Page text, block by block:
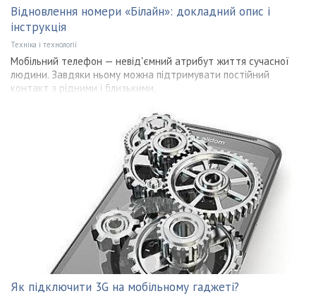
Відновлення номери «Білайн»: докладний опис і
інструкція
Техніка і технології
Мобільний телефон — невід'ємний атрибут життя сучасної
людини. Завдяки ньому можна підтримувати постійний
контакт з рідними і близькими,
Як підключити 3G на мобільному гаджеті?